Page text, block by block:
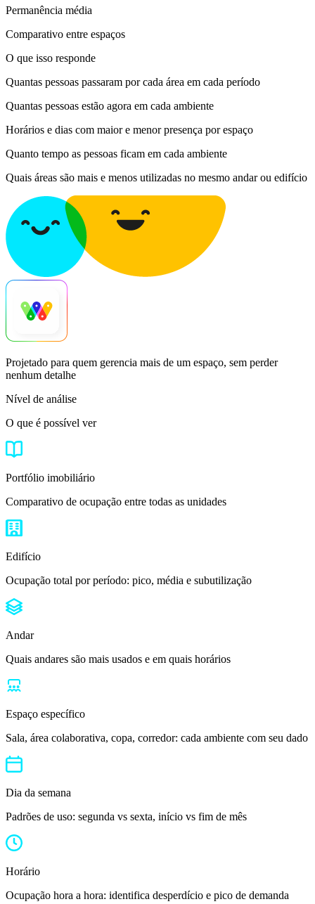
Permanência média
Comparativo entre espaços
O que isso responde
Quantas pessoas passaram por cada área em cada período
Quantas pessoas estão agora em cada ambiente
Horários e dias com maior e menor presença por espaço
Quanto tempo as pessoas ficam em cada ambiente
Quais áreas são mais e menos utilizadas no mesmo andar ou edifício
Projetado para quem gerencia mais de um espaço, sem perder
nenhum detalhe
Nível de análise
O que é possível ver
Portfólio imobiliário
Comparativo de ocupação entre todas as unidades
Edifício
Ocupação total por período: pico, média e subutilização
Andar
Quais andares são mais usados e em quais horários
Espaço específico
Sala, área colaborativa, copa, corredor: cada ambiente com seu dado
Dia da semana
Padrões de uso: segunda vs sexta, início vs fim de mês
Horário
Ocupação hora a hora: identifica desperdício e pico de demanda